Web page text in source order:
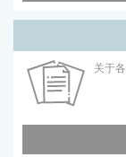
关于